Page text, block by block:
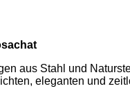
aus Stahl und
eleganten und